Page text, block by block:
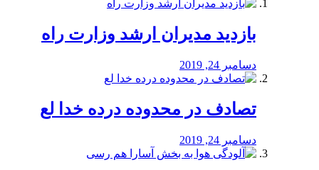
بازدید مدیران ارشد وزارت راه
دسامبر 24, 2019
تصادف در محدوده درده خدا لع
دسامبر 24, 2019